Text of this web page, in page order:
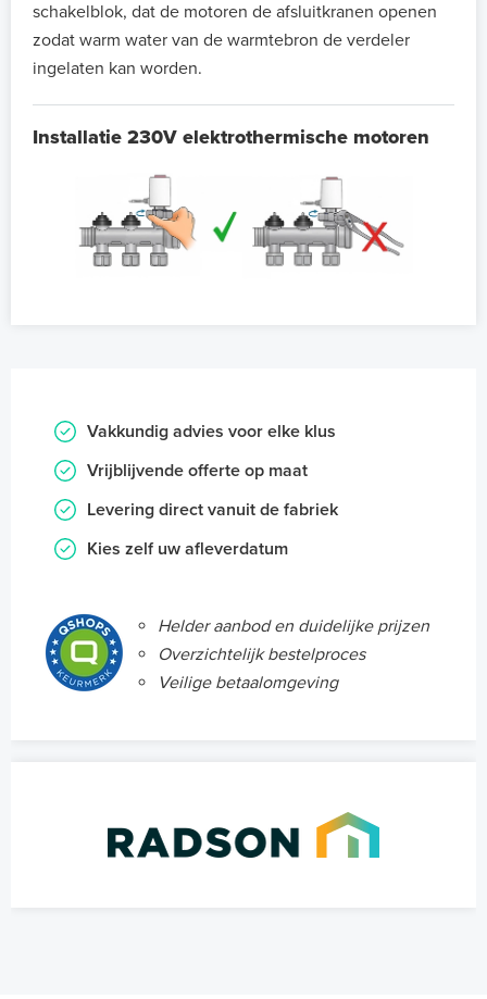
schakelblok, dat de motoren de afsluitkranen openen
zodat warm water van de warmtebron de verdeler
ingelaten kan worden.
Installatie 230V elektrothermische motoren
Vakkundig advies voor elke klus
Vrijblijvende offerte op maat
Levering direct vanuit de fabriek
Kies zelf uw afleverdatum
Helder aanbod en duidelijke prijzen
Overzichtelijk bestelproces
Veilige betaalomgeving